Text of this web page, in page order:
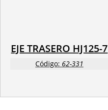
EJE TRASERO HJ125-7
Código: 62-331